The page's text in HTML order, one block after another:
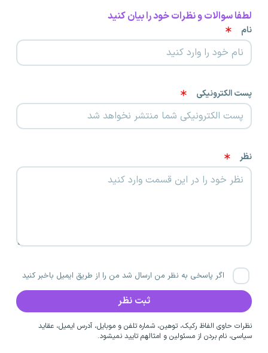
لطفا سوالات و نظرات خود را بیان کنید
نام
پست الکترونیکی
نظر
اگر پاسخی به نظر من ارسال شد من را از طریق ایمیل باخبر کنید
نظرات حاوی الفاظ رکیک، توهین، شماره تلفن و موبایل، آدرس ایمیل، عقاید
سیاسی، نام بردن از مسئولین و امثالهم تایید نمیشود.